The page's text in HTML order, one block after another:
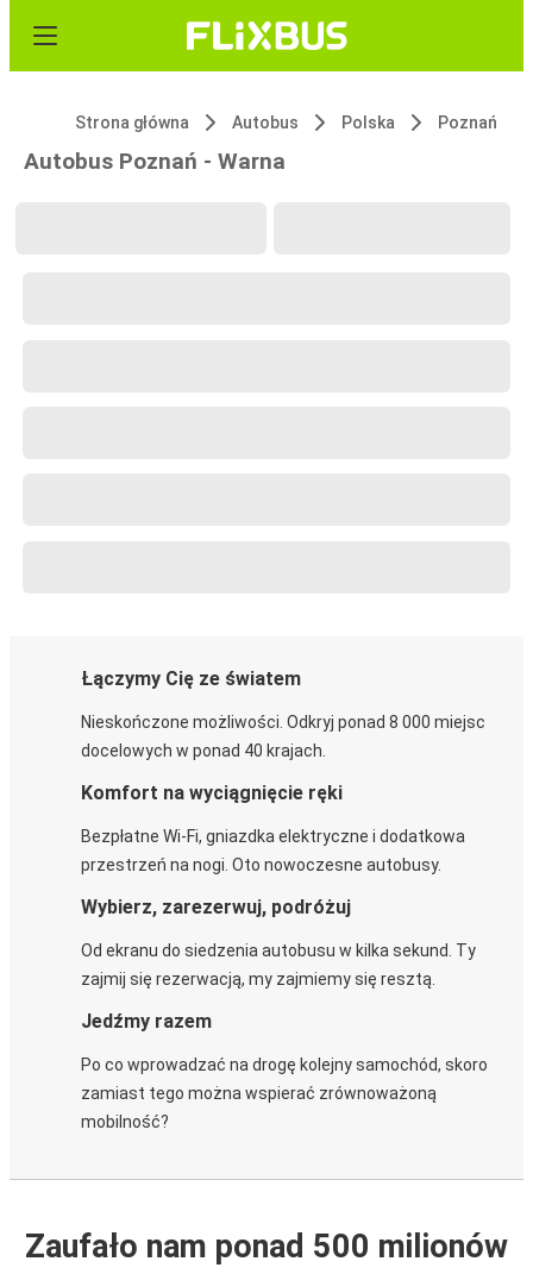
Strona główna Autobus Polska Poznań
Autobus Poznań - Warna
Łączymy Cię ze światem
Nieskończone możliwości. Odkryj ponad 8 000 miejsc
docelowych w ponad 40 krajach.
Komfort na wyciągnięcie ręki
Bezpłatne Wi-Fi, gniazdka elektryczne i dodatkowa
przestrzeń na nogi. Oto nowoczesne autobusy.
Wybierz, zarezerwuj, podróżuj
Od ekranu do siedzenia autobusu w kilka sekund. Ty
zajmij się rezerwacją, my zajmiemy się resztą.
Jedźmy razem
Po co wprowadzać na drogę kolejny samochód, skoro
zamiast tego można wspierać zrównoważoną
mobilność?
Zaufało nam ponad 500 milionów